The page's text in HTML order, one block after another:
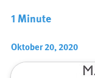
1 Minute
Oktober 20, 2020